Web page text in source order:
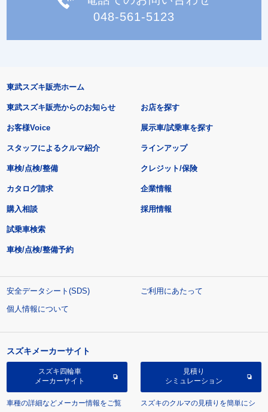
048-561-5123
東武スズキ販売ホーム
東武スズキ販売からのお知らせ
お客様Voice
スタッフによるクルマ紹介
お店を探す
展示車/試乗車を探す
ラインアップ
車検/点検/整備 クレジット/保険
カタログ請求
購入相談
試乗車検索
車検/点検/整備予約
企業情報
採用情報
安全データシート(SDS)
ご利用にあたって
個人情報について
スズキメーカーサイト
スズキ四輪車
メーカーサイト
車種の詳細などメーカー情報をご覧
見積り
シミュレーション
スズキのクルマの見積りを簡単にシ